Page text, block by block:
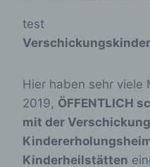
test
Verschickungskinder
Hier haben sehr viele
2019, ÖFFENTLICH
mit der
Kinderheilstätten